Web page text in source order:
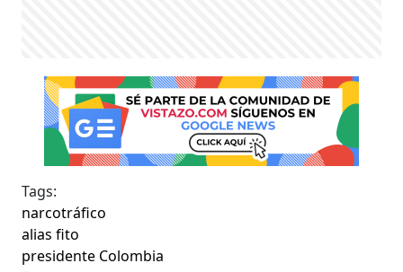
Tags:
narcotráfico
alias fito
presidente Colombia